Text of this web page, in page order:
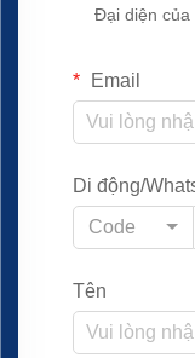
Đại diện của
Email
Di động/
Code
Tên